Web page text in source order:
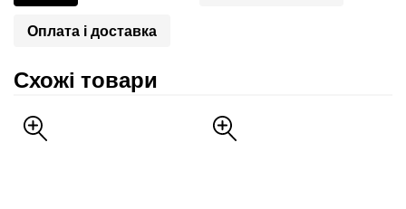
Оплата і доставка
Схожі товари